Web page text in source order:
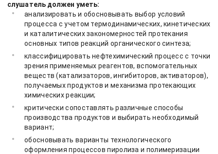
слушатель должен уметь:
анализировать и обосновывать выбор условий
процесса с учетом термодинамических, кинетических
и каталитических закономерностей протекания
основных типов реакций органического синтеза;
классифицировать нефтехимический процесс с точки
зрения применяемых реагентов, вспомогательных
веществ (катализаторов, ингибиторов, активаторов),
получаемых продуктов и механизма протекающих
химических реакции;
критически сопоставлять различные способы
производства продуктов и выбирать необходимый
вариант;
обосновывать варианты технологического
оформления процессов пиролиза и полимеризации